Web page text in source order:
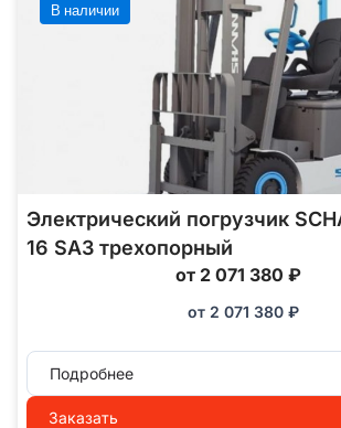
В наличии
Электрический погрузчик
16 SA3 трехопорный
от 2 071 380 ₽
от 2 071 380 ₽
Подробнее
Заказать